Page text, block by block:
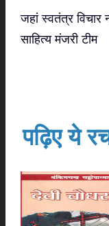
जहां स्वतंत्र विचार
साहित्य मंजरी टीम
पढ़िए ये